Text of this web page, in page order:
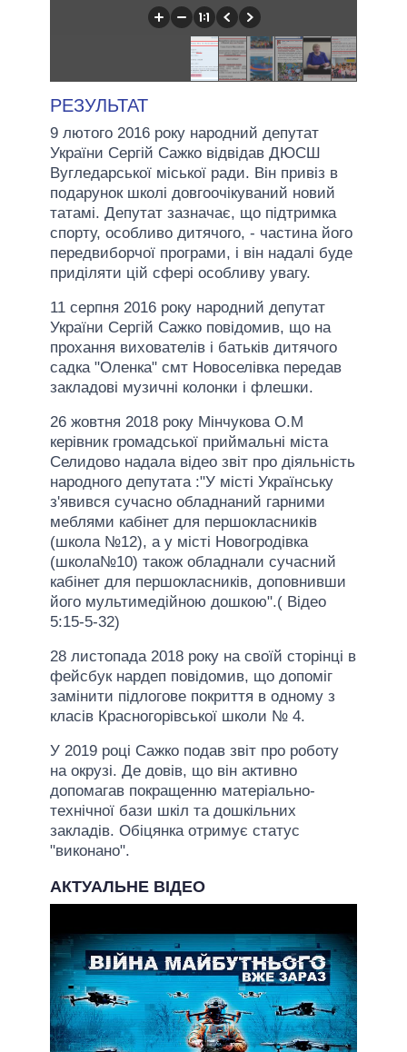
РЕЗУЛЬТАТ
9 лютого 2016 року народний депутат
України Сергій Сажко відвідав ДЮСШ
Вугледарської міської ради. Він привіз в
подарунок школі довгоочікуваний новий
татамі. Депутат зазначає, що підтримка
спорту, особливо дитячого, - частина його
передвиборчої програми, і він надалі буде
приділяти цій сфері особливу увагу.
11 серпня 2016 року народний депутат
України Сергій Сажко повідомив, що на
прохання вихователів і батьків дитячого
садка "Оленка" смт Новоселівка передав
закладові музичні колонки і флешки.
26 жовтня 2018 року Мінчукова О.М
керівник громадської приймальні міста
Селидово надала відео звіт про діяльність
народного депутата :"У місті Українську
з'явився сучасно обладнаний гарними
меблями кабінет для першокласників
(школа №12), а у місті Новогродівка
(школа№10) також обладнали сучасний
кабінет для першокласників, доповнивши
його мультимедійною дошкою".( Відео
5:15-5-32)
28 листопада 2018 року на своїй сторінці в
фейсбук нардеп повідомив, що допоміг
замінити підлогове покриття в одному з
класів Красногорівської школи № 4.
У 2019 році Сажко подав звіт про роботу
на окрузі. Де довів, що він активно
допомагав покращенню матеріально-
технічної бази шкіл та дошкільних
закладів. Обіцянка отримує статус
"виконано".
АКТУАЛЬНЕ ВІДЕО